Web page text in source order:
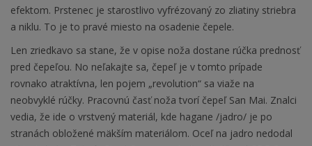
efektom. Prstenec je starostlivo vyfrézovaný zo zliatiny striebra
a niklu. To je to pravé miesto na osadenie čepele.
Len zriedkavo sa stane, že v opise noža dostane rúčka prednosť
pred čepeľou. No neľakajte sa, čepeľ je v tomto prípade
rovnako atraktívna, len pojem „revolution“ sa viaže na
neobvyklé rúčky. Pracovnú časť noža tvorí čepeľ San Mai. Znalci
vedia, že ide o vrstvený materiál, kde hagane /jadro/ je po
stranách obložené mäkším materiálom. Oceľ na jadro nedodal